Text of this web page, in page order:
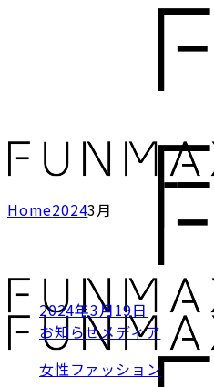
Home20243月
2024年3月19日
お知らせメディア
女性ファッション